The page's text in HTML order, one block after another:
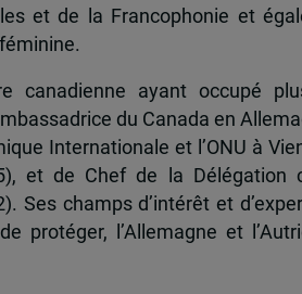
et de la Francophonie et
canadienne ayant occupé
du Canada en
Internationale et l’ONU à
et de Chef de la Délégation
Ses champs d’intérêt et
protéger, l’Allemagne et